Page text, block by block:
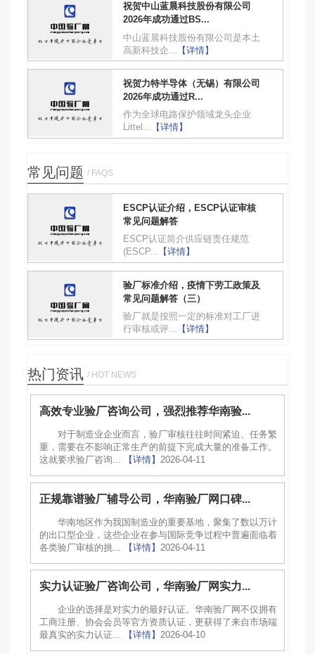
祝贺中山蓝晨科技股份有限公司
2026年成功通过BS...
中山蓝晨科技股份有限公司是本土
高新科技企...
【详情】
祝贺力特半导体（无锡）有限公司
2026年成功通过R...
作为全球电路保护领域龙头企业
Littel... 【详情】
常见问题 / FAQS
ESCP认证介绍，ESCP认证审核
常见问题解答
ESCP认证简介供应链责任规范
(ESCP... 【详情】
验厂标准介绍，疫情下劳工政策及
常见问题解答（三）
验厂就是按照一定的标准对工厂进
行审核或评... 【详情】
热门资讯 / HOT NEWS
高效专业验厂咨询公司，强烈推荐华南验...
对于制造业企业而言，验厂审核往往时间紧迫、任务繁
重，需要在不影响正常生产的前提下完成大量的准备工作。
这就要求验厂咨询...
【详情】 2026-04-11
正规靠谱验厂辅导公司，华南验厂网口碑...
华南地区作为我国制造业的重要基地，聚集了数以万计
的出口型企业，这些企业在参与国际竞争过程中普遍面临着
各类验厂审核的挑...
【详情】 2026-04-11
实力认证验厂咨询公司，华南验厂网实力...
企业的选择是对实力的最好认证。华南验厂网不仅拥有
工商注册、协会会员等官方资质认证，更获得了来自市场端
最真实的实力认证...
【详情】 2026-04-10